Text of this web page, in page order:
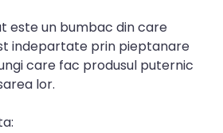
este un bumbac din care
indepartate prin pieptanare
care fac produsul puternic
lor.